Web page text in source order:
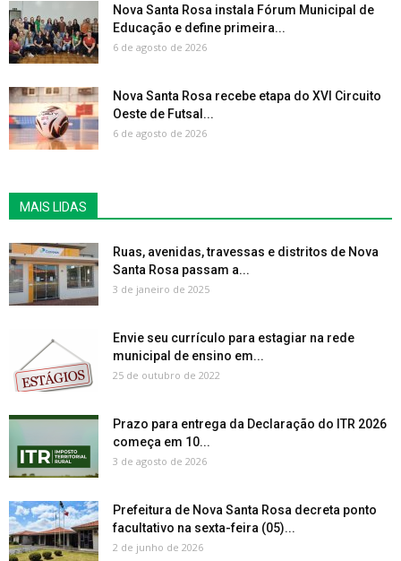
Nova Santa Rosa instala Fórum Municipal de
Educação e define primeira...
6 de agosto de 2026
Nova Santa Rosa recebe etapa do XVI Circuito
Oeste de Futsal...
6 de agosto de 2026
MAIS LIDAS
Ruas, avenidas, travessas e distritos de Nova
Santa Rosa passam a...
3 de janeiro de 2025
Envie seu currículo para estagiar na rede
municipal de ensino em...
25 de outubro de 2022
Prazo para entrega da Declaração do ITR 2026
começa em 10...
3 de agosto de 2026
Prefeitura de Nova Santa Rosa decreta ponto
facultativo na sexta-feira (05)...
2 de junho de 2026